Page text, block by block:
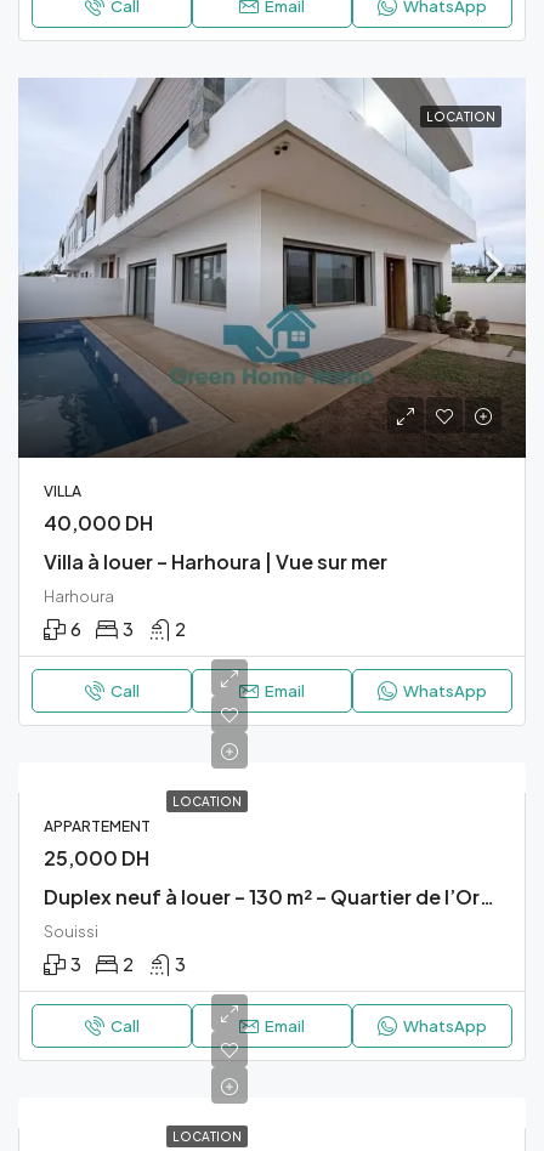
Call Email WhatsApp
LOCATION
VILLA
40,000 DH
Villa à louer – Harhoura | Vue sur mer
Harhoura
6 3 2
Call Email WhatsApp
LOCATION
APPARTEMENT
25,000 DH
Duplex neuf à louer – 130 m² – Quartier de l’Orangerie – Résidence Clé Blanche
Souissi
3 2 3
Call Email WhatsApp
LOCATION